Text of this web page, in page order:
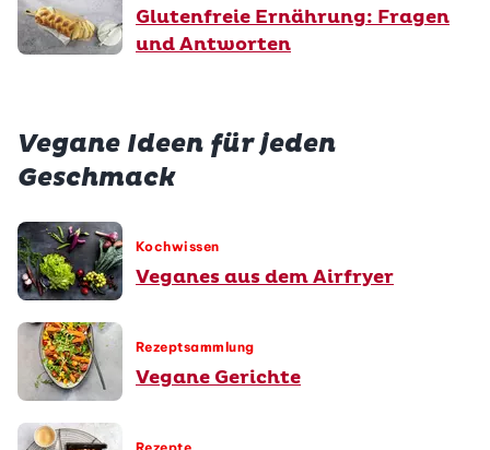
Glutenfreie Ernährung: Fragen
und Antworten
Vegane Ideen für jeden
Geschmack
Kochwissen
Veganes aus dem Airfryer
Rezeptsammlung
Vegane Gerichte